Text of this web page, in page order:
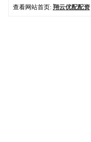
查看网站首页: 翔云优配配资